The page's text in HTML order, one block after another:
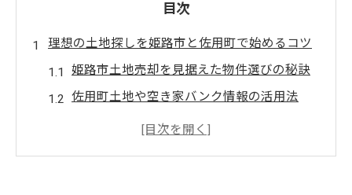
目次
理想の土地探しを姫路市と佐用町で始めるコツ
姫路市土地売却を見据えた物件選びの秘訣
佐用町土地や空き家バンク情報の活用法
資産価値を高める姫路市土地売却の視点と